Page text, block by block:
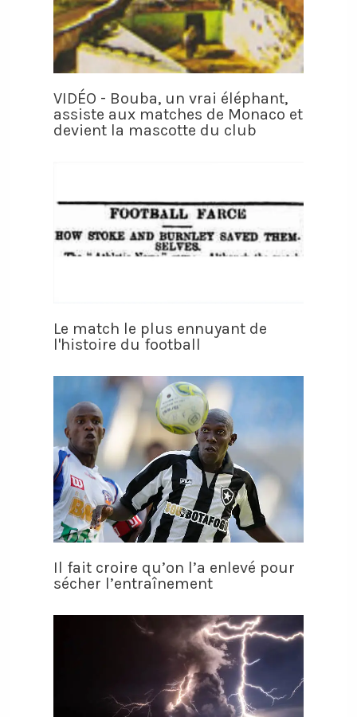
VIDÉO - Bouba, un vrai éléphant,
assiste aux matches de Monaco et
devient la mascotte du club
Le match le plus ennuyant de
l'histoire du football
Il fait croire qu’on l’a enlevé pour
sécher l’entraînement